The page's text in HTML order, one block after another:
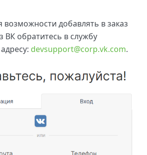
возможности добавлять в заказ
ВК обратитесь в службу
devsupport@corp.vk.com.